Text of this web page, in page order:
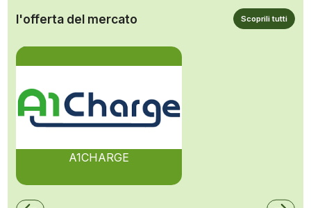
l'offerta del mercato Scoprili tutti
A1CHARGE